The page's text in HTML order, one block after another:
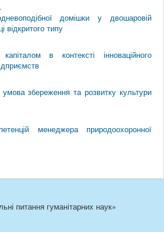
домішки у двошаровій
відкритого типу
в контексті інноваційного
збереження та розвитку культури
менеджера природоохоронної
питання гуманітарних наук»